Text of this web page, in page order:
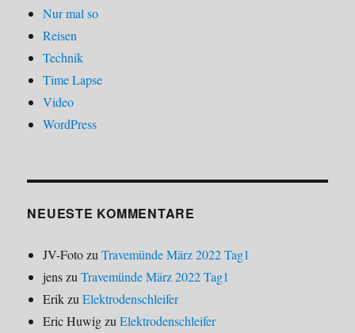
Nur mal so
Reisen
Technik
Time Lapse
Video
WordPress
NEUESTE KOMMENTARE
JV-FotozuTravemünde März 2022 Tag1
jenszuTravemünde März 2022 Tag1
ErikzuElektrodenschleifer
Eric HuwigzuElektrodenschleifer